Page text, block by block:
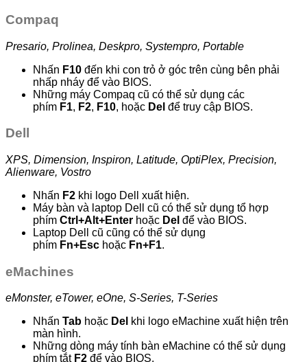
Compaq
Presario, Prolinea, Deskpro, Systempro, Portable
Nhấn F10 đến khi con trỏ ở góc trên cùng bên phải
nhấp nháy để vào BIOS.
Những máy Compaq cũ có thể sử dụng các
phím F1, F2, F10, hoặc Del để truy cập BIOS.
Dell
XPS, Dimension, Inspiron, Latitude, OptiPlex, Precision,
Alienware, Vostro
Nhấn F2 khi logo Dell xuất hiện.
Máy bàn và laptop Dell cũ có thể sử dụng tổ hợp
phím Ctrl+Alt+Enter hoặc Del để vào BIOS.
Laptop Dell cũ cũng có thể sử dụng
phím Fn+Esc hoặc Fn+F1.
eMachines
eMonster, eTower, eOne, S-Series, T-Series
Nhấn Tab hoặc Del khi logo eMachine xuất hiện trên
màn hình.
Những dòng máy tính bàn eMachine có thể sử dụng
phím tắt F2 để vào BIOS.